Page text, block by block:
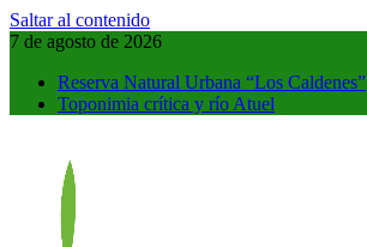
Saltar al contenido
7 de agosto de 2026
Reserva Natural Urbana “Los Caldenes”
Toponimia crítica y río Atuel